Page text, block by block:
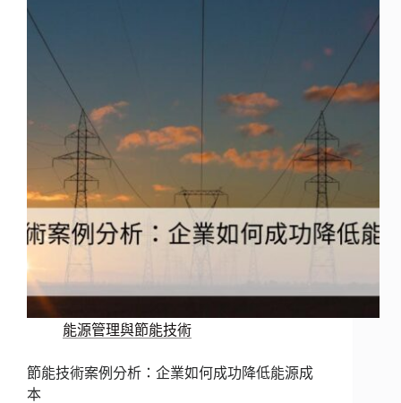
能源管理與節能技術
節能技術案例分析：企業如何成功降低能源成
本